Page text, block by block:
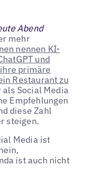
Abend
mehr
nennen KI-
und
primäre
Restaurant zu
Social Media
Empfehlungen
diese Zahl
steigen.
Media ist
ist auch nicht